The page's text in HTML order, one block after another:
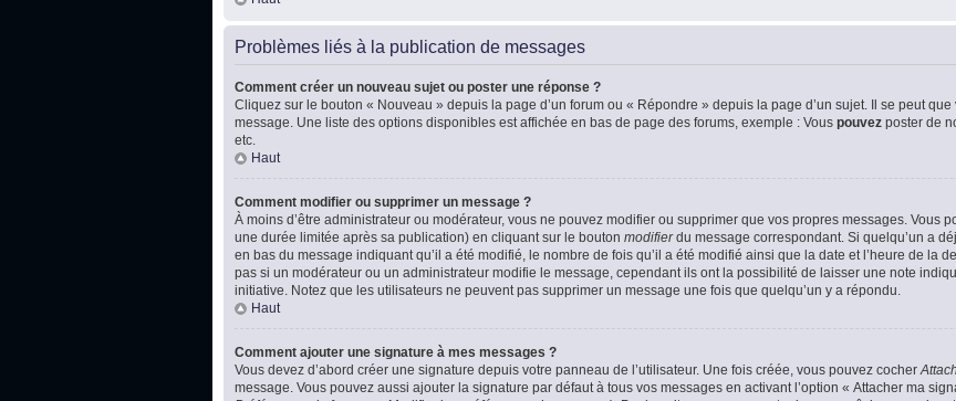
Problèmes liés à la publication de messages
Comment créer un nouveau sujet ou poster une réponse ?
Cliquez sur le bouton « Nouveau » depuis la page d’un forum ou « Répondre » depuis la page d’un sujet. Il se peut
message. Une liste des options disponibles est affichée en bas de page des forums, exemple : Vous pouvez poster de
etc.
Haut
Comment modifier ou supprimer un message ?
À moins d’être administrateur ou modérateur, vous ne pouvez modifier ou supprimer que vos propres messages. Vous
une durée limitée après sa publication) en cliquant sur le bouton modifierdu message correspondant. Si quelqu’un a
en bas du message indiquant qu’il a été modifié, le nombre de fois qu’il a été modifié ainsi que la date et l’heure de la
pas si un modérateur ou un administrateur modifie le message, cependant ils ont la possibilité de laisser une note
initiative. Notez que les utilisateurs ne peuvent pas supprimer un message une fois que quelqu’un y a répondu.
Haut
Comment ajouter une signature à mes messages ?
Vous devez d’abord créer une signature depuis votre panneau de l’utilisateur. Une fois créée, vous pouvez cocher
message. Vous pouvez aussi ajouter la signature par défaut à tous vos messages en activant l’option « Attacher ma